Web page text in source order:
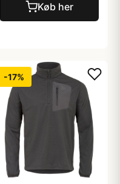
Køb her
-17%